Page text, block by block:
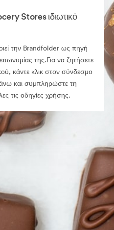
Stores ιδιωτικό
την Brandfolder ως πηγή
της.Για να ζητήσετε
κάντε κλικ στον σύνδεσμο
και συμπληρώστε τη
τις οδηγίες χρήσης.